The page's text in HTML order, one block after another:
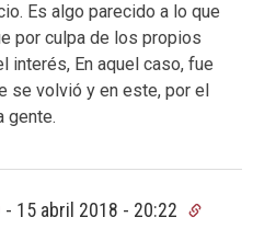
Es algo parecido a lo que
por culpa de los propios
interés, En aquel caso, fue
se volvió y en este, por el
gente.
- 15 abril 2018 - 20:22